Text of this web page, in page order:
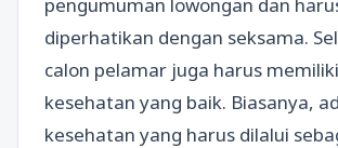
diperhatikan dengan seksama.
calon pelamar juga harus
kesehatan yang baik. Biasanya,
kesehatan yang harus dilalui